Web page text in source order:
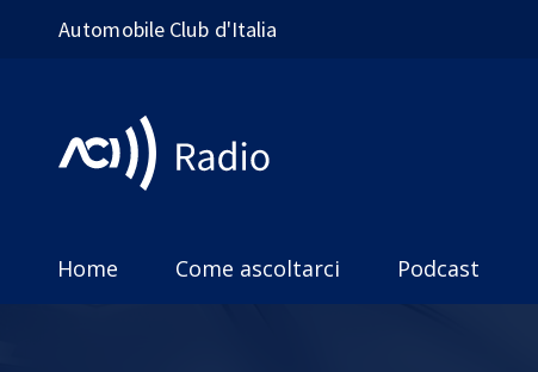
Automobile Club d'Italia
Home Come ascoltarci Podcast